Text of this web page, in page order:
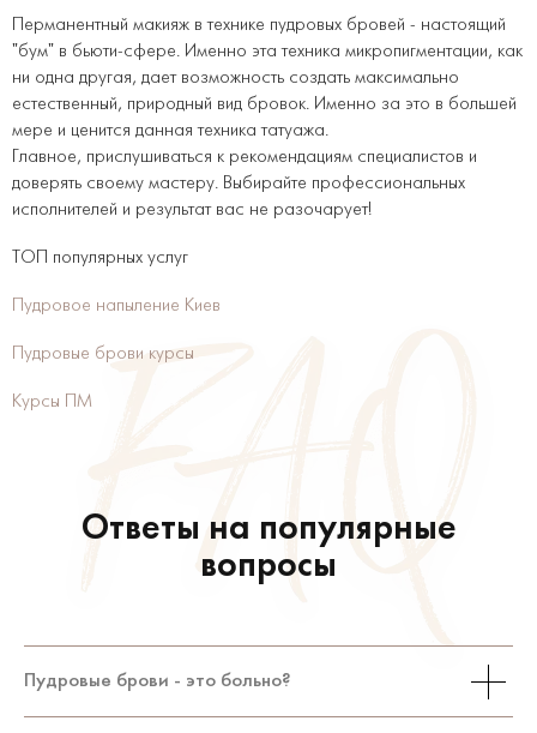
Перманентный макияж в технике пудровых бровей - настоящий
"бум" в бьюти-сфере. Именно эта техника микропигментации, как
ни одна другая, дает возможность создать максимально
естественный, природный вид бровок. Именно за это в большей
мере и ценится данная техника татуажа.
Главное, прислушиваться к рекомендациям специалистов и
доверять своему мастеру. Выбирайте профессиональных
исполнителей и результат вас не разочарует!
ТОП популярных услуг
Пудровое напыление Киев
Пудровые брови курсы
Курсы ПМ
Ответы на популярные
вопросы
Пудровые брови - это больно?